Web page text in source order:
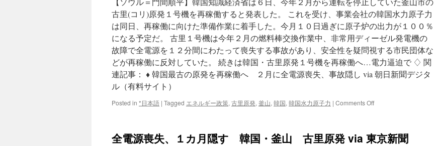
模
via
中
日
新
聞
豪
雨
で
稼
働
中
断
via
朝
報
古里(コリ)原発１号機を再稼働すると発表した。 これを受け、事業会社の韓国水力原子力
は同日、再稼働に向けた準備作業に着手した。今月１０日過ぎに原子炉の出力が１００％
になる予定だ。 古里１号機は今年２月の燃料棒交換作業中、非常用ディーゼル発電機の
故障で全電源を１２分間にわたって喪失する事故があり、安全性を疑問視する市民団体な
どが再稼働に反対していた。 続きは韓国・古里原発１号機を再稼働へ…電力逼迫で ♢ 関
連記事： ♦ 韓国最古の原発を再稼働へ ２月に全電源喪失、事故隠し via 朝日新聞デジタ
ル（有料サイト）
Posted in *日本語 | Tagged エネルギー政策, 古里原発, 釜山, 韓国, 韓国水力原子力 | Comments Offon
里
全電源喪失、１カ月隠す 韓国・釜山 古里原発 via 東京新聞